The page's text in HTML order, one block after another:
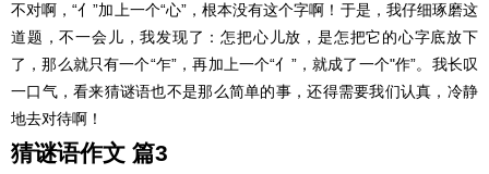
不对啊，“亻”加上一个“心”，根本没有这个字啊！于是，我仔细琢磨这
道题，不一会儿，我发现了：怎把心儿放，是怎把它的心字底放下
了，那么就只有一个“乍”，再加上一个“亻”，就成了一个"作”。我长叹
一口气，看来猜谜语也不是那么简单的事，还得需要我们认真，冷静
地去对待啊！
猜谜语作文 篇3